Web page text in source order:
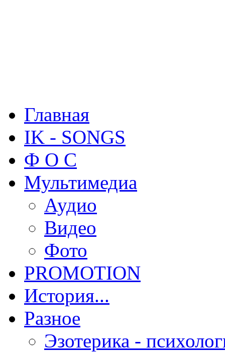
Главная
IK - SONGS
Ф О С
Мультимедиа
Аудио
Видео
Фото
PROMOTION
История...
Разное
Эзотерика -